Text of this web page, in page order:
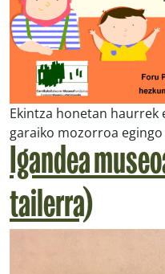
Ekintza honetan haurrek
garaiko mozorroa
Igandea
tailerra)